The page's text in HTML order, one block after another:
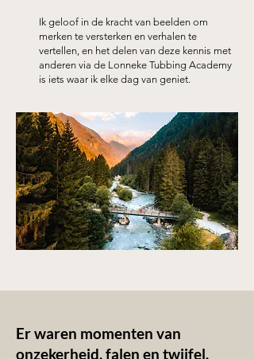
Ik geloof in de kracht van beelden om
merken te versterken en verhalen te
vertellen, en het delen van deze kennis met
anderen via de Lonneke Tubbing Academy
is iets waar ik elke dag van geniet.
Er waren momenten van
onzekerheid, falen en twijfel.